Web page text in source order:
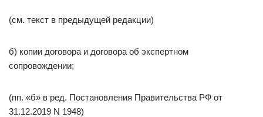
(см. текст в предыдущей редакции)
б) копии договора и договора об экспертном
сопровождении;
(пп. «б» в ред. Постановления Правительства РФ от
31.12.2019 N 1948)